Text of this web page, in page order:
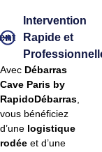
Intervention
Rapide et
Avec Débarras
Cave Paris by
RapidoDébarras
vous bénéficiez
d’une logistique
rodée et d’une